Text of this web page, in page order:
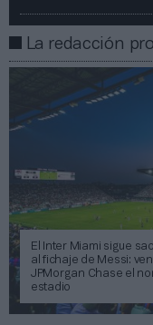
La redacción
El Inter Miami sigue
al fichaje de Messi:
JPMorgan Chase el
estadio